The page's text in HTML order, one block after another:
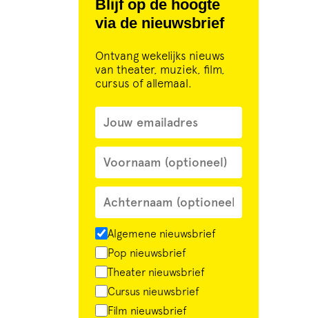
Blijf op de hoogte
via de nieuwsbrief
Ontvang wekelijks nieuws
van theater, muziek, film,
cursus of allemaal.
Algemene nieuwsbrief
Pop nieuwsbrief
Theater nieuwsbrief
Cursus nieuwsbrief
Film nieuwsbrief